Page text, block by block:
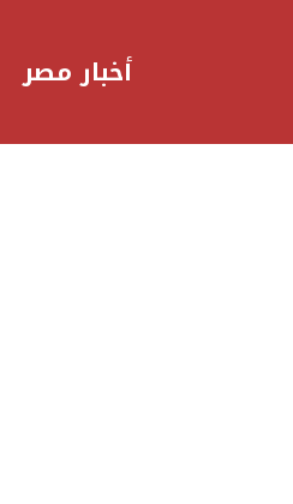
أخبار مصر